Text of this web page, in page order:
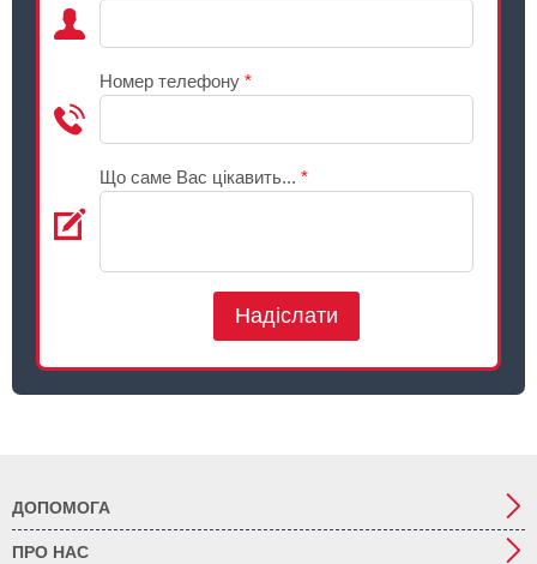
Номер телефону *
Що саме Вас цікавить... *
Надіслати
ДОПОМОГА
ПРО НАС